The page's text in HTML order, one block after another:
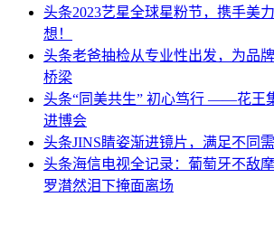
头条2023艺星全球星粉节，携手美
想！
头条老爸抽检从专业性出发，为品
桥梁
头条“同美共生” 初心笃行 ——花王
进博会
头条JINS睛姿渐进镜片，满足不同
头条海信电视全记录：葡萄牙不敌
罗潸然泪下掩面离场